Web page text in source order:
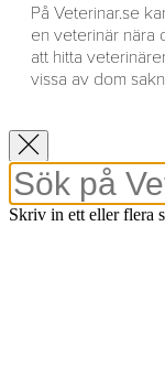
På Veterinar.se
en veterinär nära
att hitta
vissa av dom
Skriv in ett eller flera